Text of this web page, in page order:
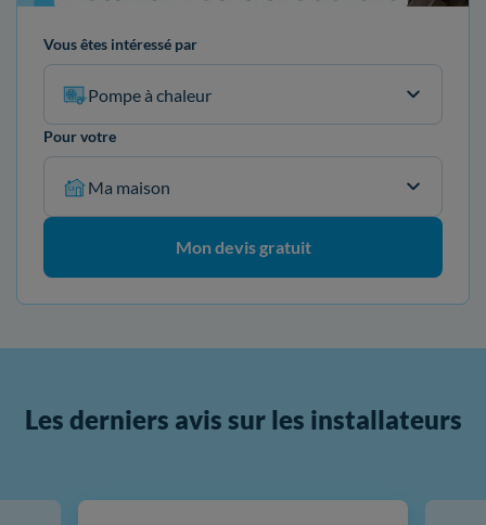
Vous êtes intéressé par
Pompe à chaleur
Pour votre
Ma maison
Mon devis gratuit
Les derniers avis sur les installateurs